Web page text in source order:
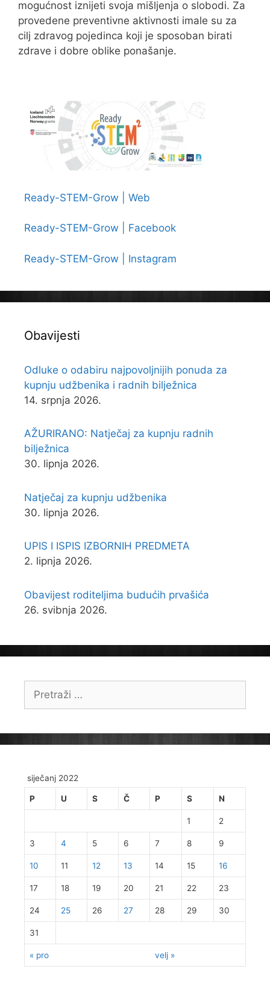
mogućnost iznijeti svoja mišljenja o slobodi. Za
provedene preventivne aktivnosti imale su za
cilj zdravog pojedinca koji je sposoban birati
zdrave i dobre oblike ponašanje.
Ready-STEM-Grow | Web
Ready-STEM-Grow | Facebook
Ready-STEM-Grow | Instagram
Obavijesti
Odluke o odabiru najpovoljnijih ponuda za
kupnju udžbenika i radnih bilježnica
14. srpnja 2026.
AŽURIRANO: Natječaj za kupnju radnih
bilježnica
30. lipnja 2026.
Natječaj za kupnju udžbenika
30. lipnja 2026.
UPIS I ISPIS IZBORNIH PREDMETA
2. lipnja 2026.
Obavijest roditeljima budućih prvašića
26. svibnja 2026.
siječanj 2022
P U S Č P S N
« pro velj »
1 2
3 4 5 6 7 8 9
10 11 12 13 14 15 16
17 18 19 20 21 22 23
24 25 26 27 28 29 30
31